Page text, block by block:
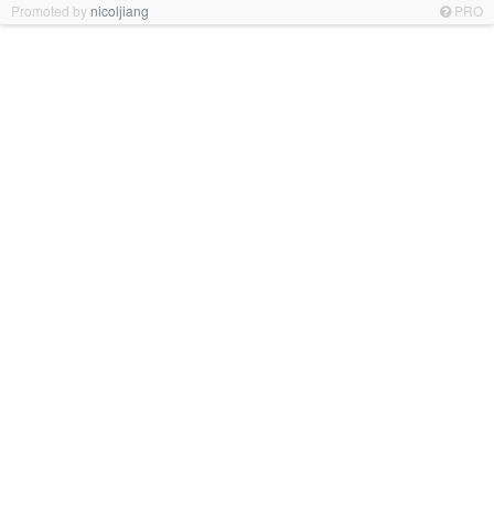
Promoted by nicoljiang PRO